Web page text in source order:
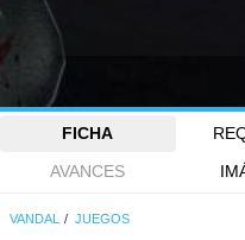
FICHA
AVANCES
VANDAL JUEGOS